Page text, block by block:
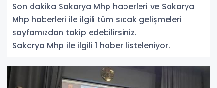
Son dakika Sakarya Mhp haberleri ve Sakarya
Mhp haberleri ile ilgili tüm sıcak gelişmeleri
sayfamızdan takip edebilirsiniz.
Sakarya Mhp ile ilgili 1 haber listeleniyor.